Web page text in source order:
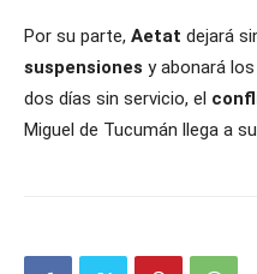
Por su parte, Aetat dejará
suspensiones y abonará los
dos días sin servicio, el
Miguel de Tucumán llega a